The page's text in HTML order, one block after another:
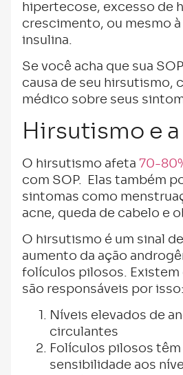
hipertecose, excesso de
crescimento, ou mesmo
insulina.
Se você acha que sua
causa de seu hirsutismo,
médico sobre seus
Hirsutismo e a
O hirsutismo afeta 70-
com SOP. Elas também
sintomas como
acne, queda de cabelo e
O hirsutismo é um sinal
aumento da ação
folículos pilosos. Existem
são responsáveis ​​por isso:
Níveis elevados de
circulantes
Folículos pilosos
sensibilidade aos